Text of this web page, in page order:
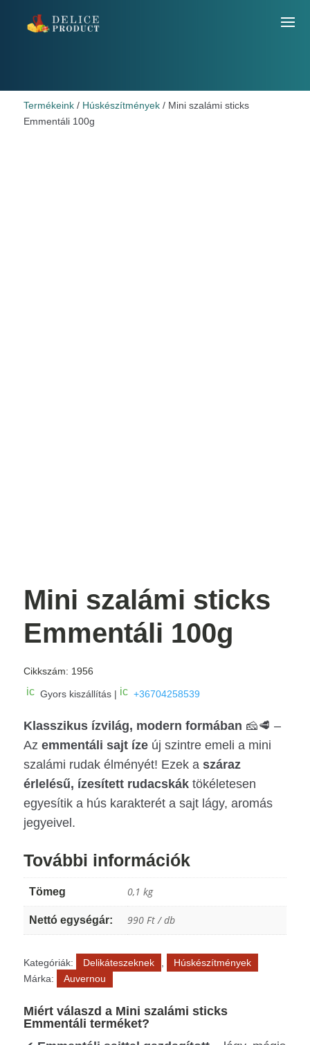
Termékeink/ Húskészítmények/ Mini szalámi sticks
Emmentáli 100g
Mini szalámi sticks
Emmentáli 100g
Cikkszám: 1956
ic
_
ar
ic
o
n
Gyors kiszállítás | ic
_
m
o
bi
le
ic
o
n
+36704258539
Klasszikus ízvilág, modern formában 🧀🥩 –
Az emmentáli sajt ízeúj szintre emeli a mini
szalámi rudak élményét! Ezek a száraz
érlelésű, ízesített rudacskáktökéletesen
egyesítik a hús karakterét a sajt lágy, aromás
jegyeivel.
További információk
Tömeg 0,1 kg
Nettó egységár: 990 Ft / db
Kategóriák: Delikáteszeknek
Húskészítmények
Márka:
Auvernou
Miért válaszd a Mini szalámi sticks
Emmentáli terméket?